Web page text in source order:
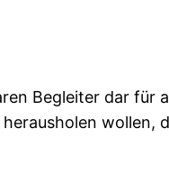
Begleiter dar für
wollen,